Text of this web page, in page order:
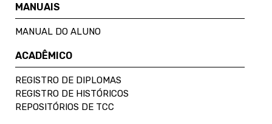
MANUAIS
MANUAL DO ALUNO
ACADÊMICO
REGISTRO DE DIPLOMAS
REGISTRO DE HISTÓRICOS
REPOSITÓRIOS DE TCC